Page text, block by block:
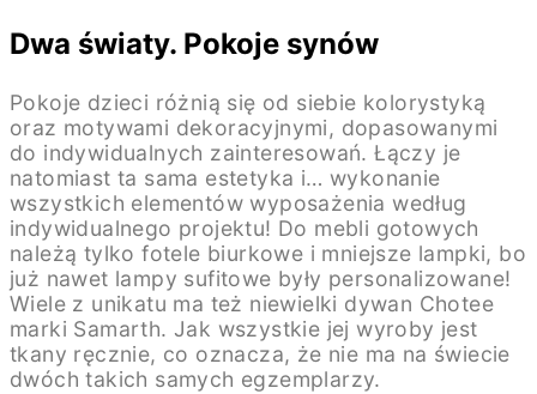
Dwa światy. Pokoje synów
Pokoje dzieci różnią się od siebie kolorystyką
oraz motywami dekoracyjnymi, dopasowanymi
do indywidualnych zainteresowań. Łączy je
natomiast ta sama estetyka i… wykonanie
wszystkich elementów wyposażenia według
indywidualnego projektu! Do mebli gotowych
należą tylko fotele biurkowe i mniejsze lampki, bo
już nawet lampy sufitowe były personalizowane!
Wiele z unikatu ma też niewielki dywan Chotee
marki Samarth. Jak wszystkie jej wyroby jest
tkany ręcznie, co oznacza, że nie ma na świecie
dwóch takich samych egzemplarzy.